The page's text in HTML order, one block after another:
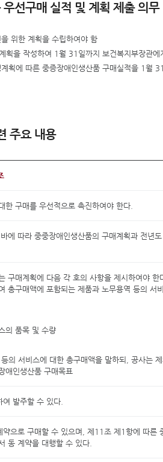
선구매 실적 및 계획 제출 의무
위한 계획을 수립하여야 함
획을 작성하여 1월 31일까지 보건복지부장관에
획에 따른 중증장애인생산품 구매실적을 1월
주요 내용
구매를 우선적으로 촉진하여야 한다.
따라 중중장애인생산품의 구매계획과 전년
구매계획에 다음 각 호의 사항을 제시하여야
총구매액에 포함되는 제품과 노무용역 등의 서
의 품목 및 수량
의 서비스에 대한 총구매액을 말하되, 공사는
애인생산품 구매목표
발주할 수 있다.
으로 구매할 수 있으며, 제11조 제1항에 따른
동 계약을 대행할 수 있다.